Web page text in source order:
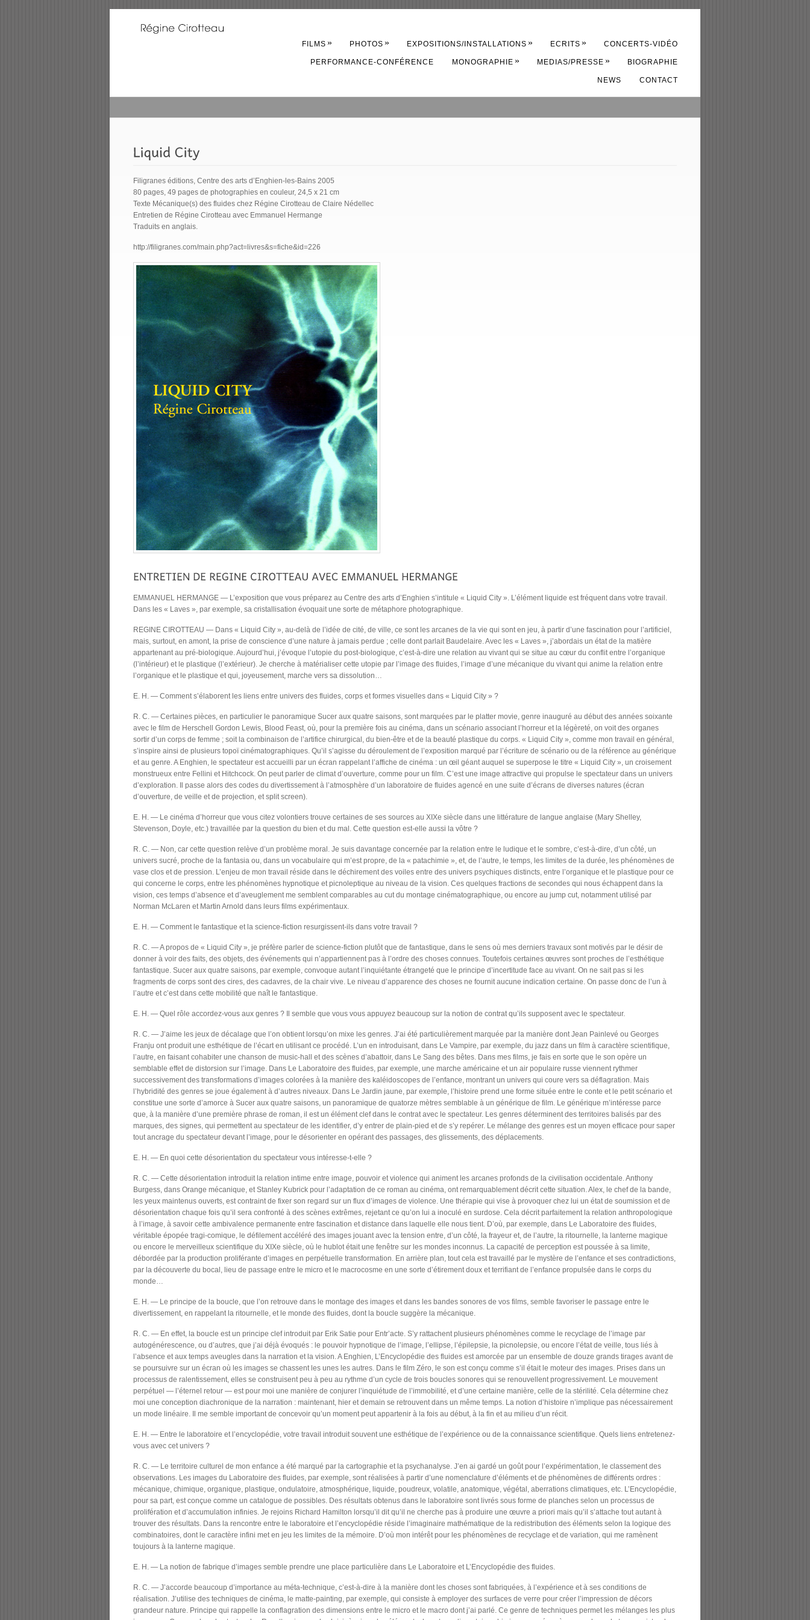
FILMS » PHOTOS » EXPOSITIONS/INSTALLATIONS » ECRITS » CONCERTS-VIDÉO
PERFORMANCE-CONFÉRENCE MONOGRAPHIE » MEDIAS/PRESSE » BIOGRAPHIE
NEWS CONTACT
Filigranes éditions, Centre des arts d’Enghien-les-Bains 2005
80 pages, 49 pages de photographies en couleur, 24,5 x 21 cm
Texte Mécanique(s) des fluides chez Régine Cirotteau de Claire Nédellec
Entretien de Régine Cirotteau avec Emmanuel Hermange
Traduits en anglais.
http://filigranes.com/main.php?act=livres&s=fiche&id=226
EMMANUEL HERMANGE — L’exposition que vous préparez au Centre des arts d’Enghien s’intitule « Liquid City ». L’élément liquide est fréquent dans votre travail.
Dans les « Laves », par exemple, sa cristallisation évoquait une sorte de métaphore photographique.
REGINE CIROTTEAU — Dans « Liquid City », au-delà de l’idée de cité, de ville, ce sont les arcanes de la vie qui sont en jeu, à partir d’une fascination pour l’artificiel,
mais, surtout, en amont, la prise de conscience d’une nature à jamais perdue ; celle dont parlait Baudelaire. Avec les « Laves », j’abordais un état de la matière
appartenant au pré-biologique. Aujourd’hui, j’évoque l’utopie du post-biologique, c’est-à-dire une relation au vivant qui se situe au cœur du conflit entre l’organique
(l’intérieur) et le plastique (l’extérieur). Je cherche à matérialiser cette utopie par l’image des fluides, l’image d’une mécanique du vivant qui anime la relation entre
l’organique et le plastique et qui, joyeusement, marche vers sa dissolution…
E. H. — Comment s’élaborent les liens entre univers des fluides, corps et formes visuelles dans « Liquid City » ?
R. C. — Certaines pièces, en particulier le panoramique Sucer aux quatre saisons, sont marquées par le platter movie, genre inauguré au début des années soixante
avec le film de Herschell Gordon Lewis, Blood Feast, où, pour la première fois au cinéma, dans un scénario associant l’horreur et la légèreté, on voit des organes
sortir d’un corps de femme ; soit la combinaison de l’artifice chirurgical, du bien-être et de la beauté plastique du corps. « Liquid City », comme mon travail en général,
s’inspire ainsi de plusieurs topoï cinématographiques. Qu’il s’agisse du déroulement de l’exposition marqué par l’écriture de scénario ou de la référence au générique
et au genre. A Enghien, le spectateur est accueilli par un écran rappelant l’affiche de cinéma : un œil géant auquel se superpose le titre « Liquid City », un croisement
monstrueux entre Fellini et Hitchcock. On peut parler de climat d’ouverture, comme pour un film. C’est une image attractive qui propulse le spectateur dans un univers
d’exploration. Il passe alors des codes du divertissement à l’atmosphère d’un laboratoire de fluides agencé en une suite d’écrans de diverses natures (écran
d’ouverture, de veille et de projection, et split screen).
E. H. — Le cinéma d’horreur que vous citez volontiers trouve certaines de ses sources au XIXe siècle dans une littérature de langue anglaise (Mary Shelley,
Stevenson, Doyle, etc.) travaillée par la question du bien et du mal. Cette question est-elle aussi la vôtre ?
R. C. — Non, car cette question relève d’un problème moral. Je suis davantage concernée par la relation entre le ludique et le sombre, c’est-à-dire, d’un côté, un
univers sucré, proche de la fantasia ou, dans un vocabulaire qui m’est propre, de la « patachimie », et, de l’autre, le temps, les limites de la durée, les phénomènes de
vase clos et de pression. L’enjeu de mon travail réside dans le déchirement des voiles entre des univers psychiques distincts, entre l’organique et le plastique pour ce
qui concerne le corps, entre les phénomènes hypnotique et picnoleptique au niveau de la vision. Ces quelques fractions de secondes qui nous échappent dans la
vision, ces temps d’absence et d’aveuglement me semblent comparables au cut du montage cinématographique, ou encore au jump cut, notamment utilisé par
Norman McLaren et Martin Arnold dans leurs films expérimentaux.
E. H. — Comment le fantastique et la science-fiction resurgissent-ils dans votre travail ?
R. C. — A propos de « Liquid City », je préfère parler de science-fiction plutôt que de fantastique, dans le sens où mes derniers travaux sont motivés par le désir de
donner à voir des faits, des objets, des événements qui n’appartiennent pas à l’ordre des choses connues. Toutefois certaines œuvres sont proches de l’esthétique
fantastique. Sucer aux quatre saisons, par exemple, convoque autant l’inquiétante étrangeté que le principe d’incertitude face au vivant. On ne sait pas si les
fragments de corps sont des cires, des cadavres, de la chair vive. Le niveau d’apparence des choses ne fournit aucune indication certaine. On passe donc de l’un à
l’autre et c’est dans cette mobilité que naît le fantastique.
E. H. — Quel rôle accordez-vous aux genres ? Il semble que vous vous appuyez beaucoup sur la notion de contrat qu’ils supposent avec le spectateur.
R. C. — J’aime les jeux de décalage que l’on obtient lorsqu’on mixe les genres. J’ai été particulièrement marquée par la manière dont Jean Painlevé ou Georges
Franju ont produit une esthétique de l’écart en utilisant ce procédé. L’un en introduisant, dans Le Vampire, par exemple, du jazz dans un film à caractère scientifique,
l’autre, en faisant cohabiter une chanson de music-hall et des scènes d’abattoir, dans Le Sang des bêtes. Dans mes films, je fais en sorte que le son opère un
semblable effet de distorsion sur l’image. Dans Le Laboratoire des fluides, par exemple, une marche américaine et un air populaire russe viennent rythmer
successivement des transformations d’images colorées à la manière des kaléidoscopes de l’enfance, montrant un univers qui coure vers sa déflagration. Mais
l’hybridité des genres se joue également à d’autres niveaux. Dans Le Jardin jaune, par exemple, l’histoire prend une forme située entre le conte et le petit scénario et
constitue une sorte d’amorce à Sucer aux quatre saisons, un panoramique de quatorze mètres semblable à un générique de film. Le générique m’intéresse parce
que, à la manière d’une première phrase de roman, il est un élément clef dans le contrat avec le spectateur. Les genres déterminent des territoires balisés par des
marques, des signes, qui permettent au spectateur de les identifier, d’y entrer de plain-pied et de s’y repérer. Le mélange des genres est un moyen efficace pour saper
tout ancrage du spectateur devant l’image, pour le désorienter en opérant des passages, des glissements, des déplacements.
E. H. — En quoi cette désorientation du spectateur vous intéresse-t-elle ?
R. C. — Cette désorientation introduit la relation intime entre image, pouvoir et violence qui animent les arcanes profonds de la civilisation occidentale. Anthony
Burgess, dans Orange mécanique, et Stanley Kubrick pour l’adaptation de ce roman au cinéma, ont remarquablement décrit cette situation. Alex, le chef de la bande,
les yeux maintenus ouverts, est contraint de fixer son regard sur un flux d’images de violence. Une thérapie qui vise à provoquer chez lui un état de soumission et de
désorientation chaque fois qu’il sera confronté à des scènes extrêmes, rejetant ce qu’on lui a inoculé en surdose. Cela décrit parfaitement la relation anthropologique
à l’image, à savoir cette ambivalence permanente entre fascination et distance dans laquelle elle nous tient. D’où, par exemple, dans Le Laboratoire des fluides,
véritable épopée tragi-comique, le défilement accéléré des images jouant avec la tension entre, d’un côté, la frayeur et, de l’autre, la ritournelle, la lanterne magique
ou encore le merveilleux scientifique du XIXe siècle, où le hublot était une fenêtre sur les mondes inconnus. La capacité de perception est poussée à sa limite,
débordée par la production proliférante d’images en perpétuelle transformation. En arrière plan, tout cela est travaillé par le mystère de l’enfance et ses contradictions,
par la découverte du bocal, lieu de passage entre le micro et le macrocosme en une sorte d’étirement doux et terrifiant de l’enfance propulsée dans le corps du
monde…
E. H. — Le principe de la boucle, que l’on retrouve dans le montage des images et dans les bandes sonores de vos films, semble favoriser le passage entre le
divertissement, en rappelant la ritournelle, et le monde des fluides, dont la boucle suggère la mécanique.
R. C. — En effet, la boucle est un principe clef introduit par Erik Satie pour Entr’acte. S’y rattachent plusieurs phénomènes comme le recyclage de l’image par
autogénérescence, ou d’autres, que j’ai déjà évoqués : le pouvoir hypnotique de l’image, l’ellipse, l’épilepsie, la picnolepsie, ou encore l’état de veille, tous liés à
l’absence et aux temps aveugles dans la narration et la vision. A Enghien, L’Encyclopédie des fluides est amorcée par un ensemble de douze grands tirages avant de
se poursuivre sur un écran où les images se chassent les unes les autres. Dans le film Zéro, le son est conçu comme s’il était le moteur des images. Prises dans un
processus de ralentissement, elles se construisent peu à peu au rythme d’un cycle de trois boucles sonores qui se renouvellent progressivement. Le mouvement
perpétuel — l’éternel retour — est pour moi une manière de conjurer l’inquiétude de l’immobilité, et d’une certaine manière, celle de la stérilité. Cela détermine chez
moi une conception diachronique de la narration : maintenant, hier et demain se retrouvent dans un même temps. La notion d’histoire n’implique pas nécessairement
un mode linéaire. Il me semble important de concevoir qu’un moment peut appartenir à la fois au début, à la fin et au milieu d’un récit.
E. H. — Entre le laboratoire et l’encyclopédie, votre travail introduit souvent une esthétique de l’expérience ou de la connaissance scientifique. Quels liens entretenez-
vous avec cet univers ?
R. C. — Le territoire culturel de mon enfance a été marqué par la cartographie et la psychanalyse. J’en ai gardé un goût pour l’expérimentation, le classement des
observations. Les images du Laboratoire des fluides, par exemple, sont réalisées à partir d’une nomenclature d’éléments et de phénomènes de différents ordres :
mécanique, chimique, organique, plastique, ondulatoire, atmosphérique, liquide, poudreux, volatile, anatomique, végétal, aberrations climatiques, etc. L’Encyclopédie,
pour sa part, est conçue comme un catalogue de possibles. Des résultats obtenus dans le laboratoire sont livrés sous forme de planches selon un processus de
prolifération et d’accumulation infinies. Je rejoins Richard Hamilton lorsqu’il dit qu’il ne cherche pas à produire une œuvre a priori mais qu’il s’attache tout autant à
trouver des résultats. Dans la rencontre entre le laboratoire et l’encyclopédie réside l’imaginaire mathématique de la redistribution des éléments selon la logique des
combinatoires, dont le caractère infini met en jeu les limites de la mémoire. D’où mon intérêt pour les phénomènes de recyclage et de variation, qui me ramènent
toujours à la lanterne magique.
E. H. — La notion de fabrique d’images semble prendre une place particulière dans Le Laboratoire et L’Encyclopédie des fluides.
R. C. — J’accorde beaucoup d’importance au méta-technique, c’est-à-dire à la manière dont les choses sont fabriquées, à l’expérience et à ses conditions de
réalisation. J’utilise des techniques de cinéma, le matte-painting, par exemple, qui consiste à employer des surfaces de verre pour créer l’impression de décors
grandeur nature. Principe qui rappelle la conflagration des dimensions entre le micro et le macro dont j’ai parlé. Ce genre de techniques permet les mélanges les plus